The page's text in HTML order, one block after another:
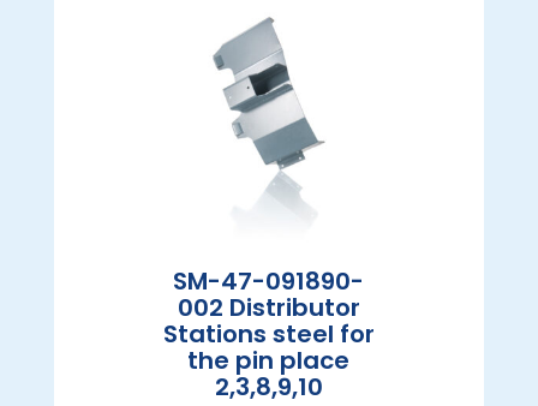
SM-47-091890-
002 Distributor
Stations steel for
the pin place
2,3,8,9,10